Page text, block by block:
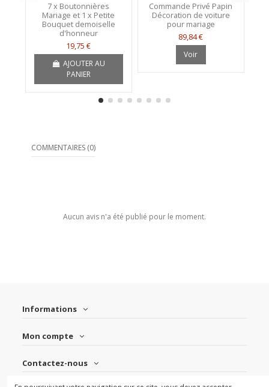
7 x Boutonnières
Mariage et 1 x Petite
Bouquet demoiselle
d'honneur
19,75 €
AJOUTER AU
PANIER
Commande Privé Papin
Décoration de voiture
pour mariage
89,84 €
Voir
COMMENTAIRES (0)
Aucun avis n'a été publié pour le moment.
Informations
Mon compte
Contactez-nous